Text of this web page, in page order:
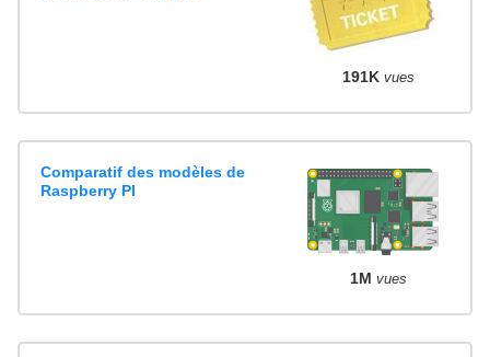
191K vues
Comparatif des modèles de
Raspberry PI
1M vues